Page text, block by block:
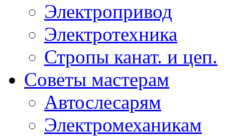
Электропривод
Электротехника
Стропы канат. и цеп.
Советы мастерам
Автослесарям
Электромеханикам